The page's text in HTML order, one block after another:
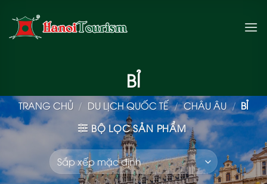
qua
BỈ
TRANG CHỦ / DU LỊCH QUỐC TẾ / CHÂU ÂU / BỈ
BỘ LỌC SẢN PHẨM